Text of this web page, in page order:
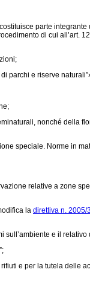
parte
di cui all’art.
parchi e riserve
nonché della
speciale. Norme in
relative a zone
la direttiva n. 2005/
e il relativo
e per la tutela delle